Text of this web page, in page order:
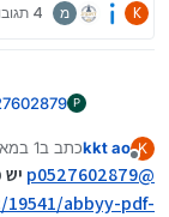
K מ 4 תגובות
P
K
מנותק
kkt aoכתב ב1 במאי 2023, 15:56
נערך
@
p0527602879
abbyy-pdf-